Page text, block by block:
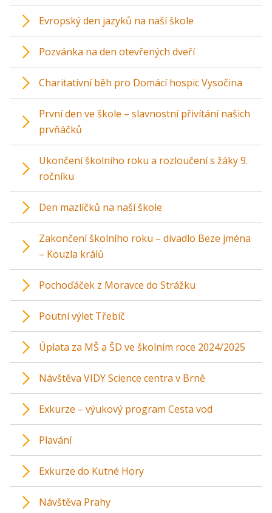
Evropský den jazyků na naší škole
Pozvánka na den otevřených dveří
Charitativní běh pro Domácí hospic Vysočina
První den ve škole – slavnostní přivítání našich
prvňáčků
Ukončení školního roku a rozloučení s žáky 9.
ročníku
Den mazlíčků na naší škole
Zakončení školního roku – divadlo Beze jména
– Kouzla králů
Pochoďáček z Moravce do Strážku
Poutní výlet Třebíč
Úplata za MŠ a ŠD ve školním roce 2024/2025
Návštěva VIDY Science centra v Brně
Exkurze – výukový program Cesta vod
Plavání
Exkurze do Kutné Hory
Návštěva Prahy